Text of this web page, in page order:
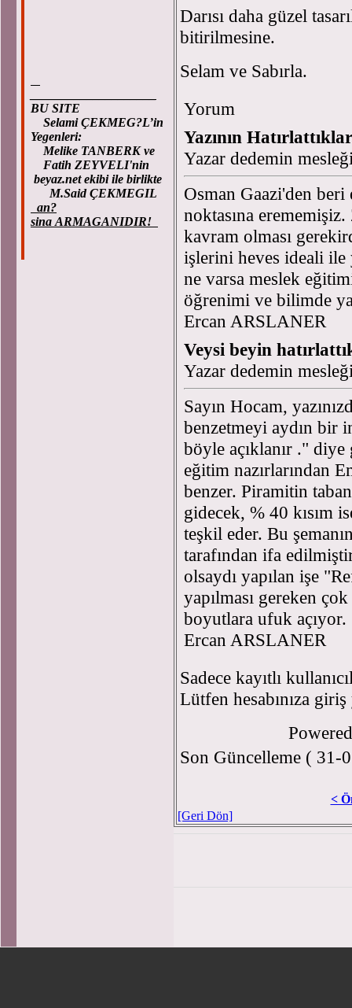
BU SITE
Selami ÇEKMEG?L’in
Yegenleri:
Melike TANBERK ve
Fatih ZEYVELI'nin
beyaz.net ekibi ile birlikte
M.Said ÇEKMEGIL
an?
sina ARMAGANIDIR!
Darısı daha güzel
bitirilmesine.
Selam ve Sabırla.
Yorum
Yazının
Yazar dedemin
Osman Gaazi'den beri
noktasına
kavram olması
işlerini heves ideali ile
ne varsa meslek
öğrenimi ve bilimde
Ercan ARSLANER
Veysi beyin
Yazar dedemin
Sayın Hocam,
benzetmeyi aydın bir
böyle açıklanır ." diye
eğitim nazırlarından
benzer. Piramitin
gidecek, % 40 kısım
teşkil eder. Bu
tarafından ifa
olsaydı yapılan işe
yapılması gereken
boyutlara ufuk açıyor.
Ercan ARSLANER
Sadece kayıtlı
Lütfen hesabınıza
Son Güncelleme ( 31-
<
[Geri Dön]